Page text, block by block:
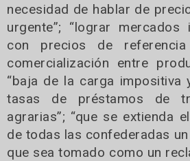
necesidad de hablar de
urgente”; “lograr mercados
con precios de
comercialización entre
“baja de la carga impositiva
tasas de préstamos de
agrarias”; “que se extienda
de todas las confederadas
que sea tomado como un